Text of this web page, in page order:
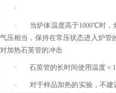
·
· 当炉体温度高于1000℃时，
气压相当，保持在常压状态进入炉管
对加热石英管的冲击
· 石英管的长时间使用温度＜
· 对于样品加热的实验，不